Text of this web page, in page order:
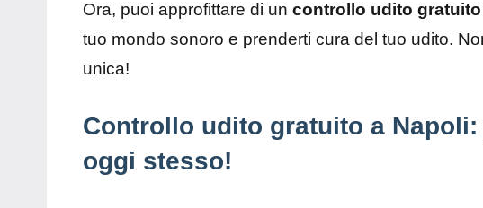
Ora, puoi approfittare di un controllo udito gratuito
tuo mondo sonoro e prenderti cura del tuo udito.
unica!
Controllo udito gratuito a
oggi stesso!